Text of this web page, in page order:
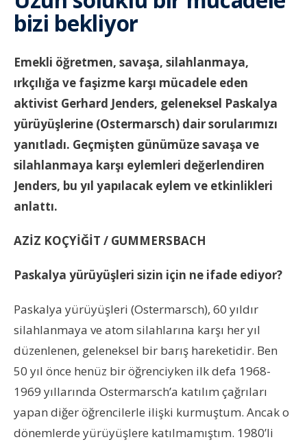
bizi bekliyor
Emekli öğretmen, savaşa, silahlanmaya,
ırkçılığa ve faşizme karşı mücadele eden
aktivist Gerhard Jenders, geleneksel Paskalya
yürüyüşlerine (Ostermarsch) dair sorularımızı
yanıtladı. Geçmişten günümüze savaşa ve
silahlanmaya karşı eylemleri değerlendiren
Jenders, bu yıl yapılacak eylem ve etkinlikleri
anlattı.
AZİZ KOÇYİĞİT / GUMMERSBACH
Paskalya yürüyüşleri sizin için ne ifade ediyor?
Paskalya yürüyüşleri (Ostermarsch), 60 yıldır
silahlanmaya ve atom silahlarına karşı her yıl
düzenlenen, geleneksel bir barış hareketidir. Ben
50 yıl önce henüz bir öğrenciyken ilk defa 1968-
1969 yıllarında Ostermarsch’a katılım çağrıları
yapan diğer öğrencilerle ilişki kurmuştum. Ancak o
dönemlerde yürüyüşlere katılmamıştım. 1980’li